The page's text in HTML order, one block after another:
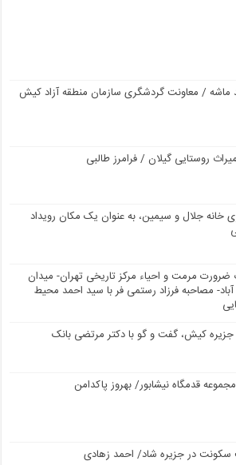
/ معاونت گردشگری سازمان منطقه آزاد کیش
روستایی گیلان / فرامرز طالبی
خانه جلال و سیمین، به عنوان یک مکان رویداد
ضرورت مرمت و احیاء مرکز تاریخی تهران- میدان
مصاحبه فرزاد رستمی فر با سید احمد محیط
جزیره کیش، گفت و گو با دکتر مرتضی بانک
قدمگاه نیشابور/ بهروز پاکدامن
سکونت در جزیره شاد/ احمد زهادی